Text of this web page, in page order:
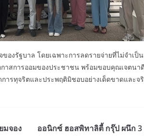
องรัฐบาล โดยเฉพาะการลดรายจ่ายที่ไม่จำเ
าสการออมของประชาชน พร้อมขอบคุณเจตนา
ารทุจริตและประพฤติมิชอบอย่างเด็ดขาดและจ
มจอง
ออนิกซ์ ฮอสพิทาลิตี้ กรุ๊ป ผนึก